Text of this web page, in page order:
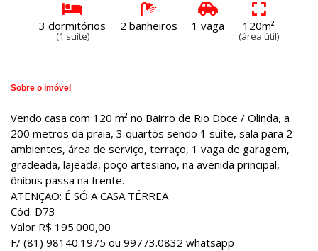
3 dormitórios
(1 suíte)
2 banheiros 1 vaga 120m²
(área útil)
Sobre o imóvel
Vendo casa com 120 m² no Bairro de Rio Doce / Olinda, a
200 metros da praia, 3 quartos sendo 1 suíte, sala para 2
ambientes, área de serviço, terraço, 1 vaga de garagem,
gradeada, lajeada, poço artesiano, na avenida principal,
ônibus passa na frente.
ATENÇÃO: É SÓ A CASA TÉRREA
Cód. D73
Valor R$ 195.000,00
F/ (81) 98140.1975 ou 99773.0832 whatsapp